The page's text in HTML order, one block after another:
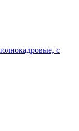
с